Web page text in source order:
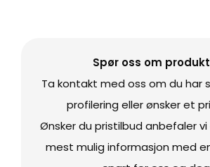
Spør oss om
Ta kontakt med oss om du har
profilering eller ønsker et
Ønsker du pristilbud anbefaler
mest mulig informasjon med